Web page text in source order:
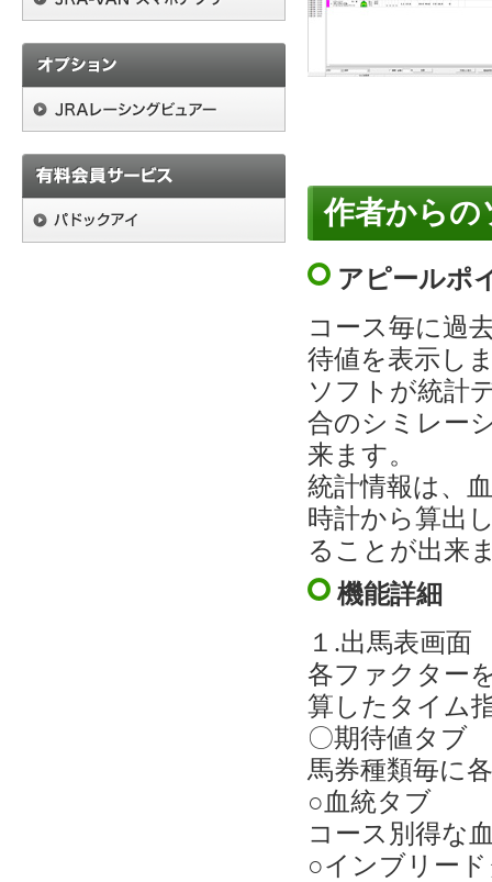
作者からの
アピールポ
コース毎に過
待値を表示し
ソフトが統計
合のシミレー
来ます。
統計情報は、
時計から算出
ることが出来
機能詳細
１.出馬表画面
各ファクター
算したタイム
〇期待値タブ
馬券種類毎に
○血統タブ
コース別得な
○インブリー